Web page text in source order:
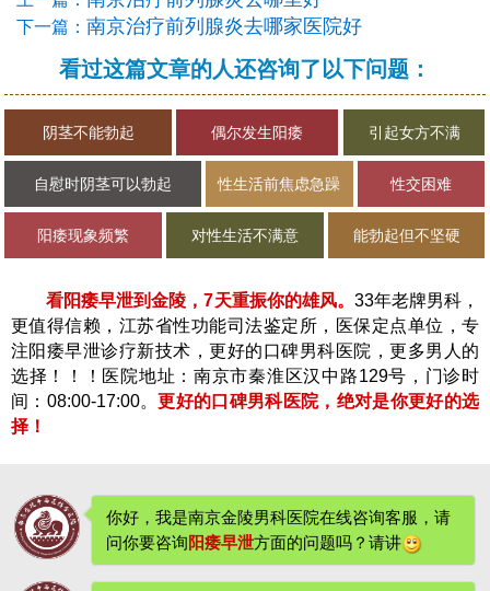
下一篇：南京治疗前列腺炎去哪家医院好
看过这篇文章的人还咨询了以下问题：
阴茎不能勃起 偶尔发生阳痿 引起女方不满
自慰时阴茎可以勃起 性生活前焦虑急躁 性交困难
阳痿现象频繁 对性生活不满意 能勃起但不坚硬
看阳痿早泄到金陵，7天重振你的雄风。 33年老牌男科，
更值得信赖，江苏省性功能司法鉴定所，医保定点单位，专
注阳痿早泄诊疗新技术，更好的口碑男科医院，更多男人的
选择！！！医院地址：南京市秦淮区汉中路129号，门诊时
间：08:00-17:00。更好的口碑男科医院，绝对是你更好的选
择！
你好，我是南京金陵男科医院在线咨询客服，请
问你要咨询阳痿早泄方面的问题吗？请讲